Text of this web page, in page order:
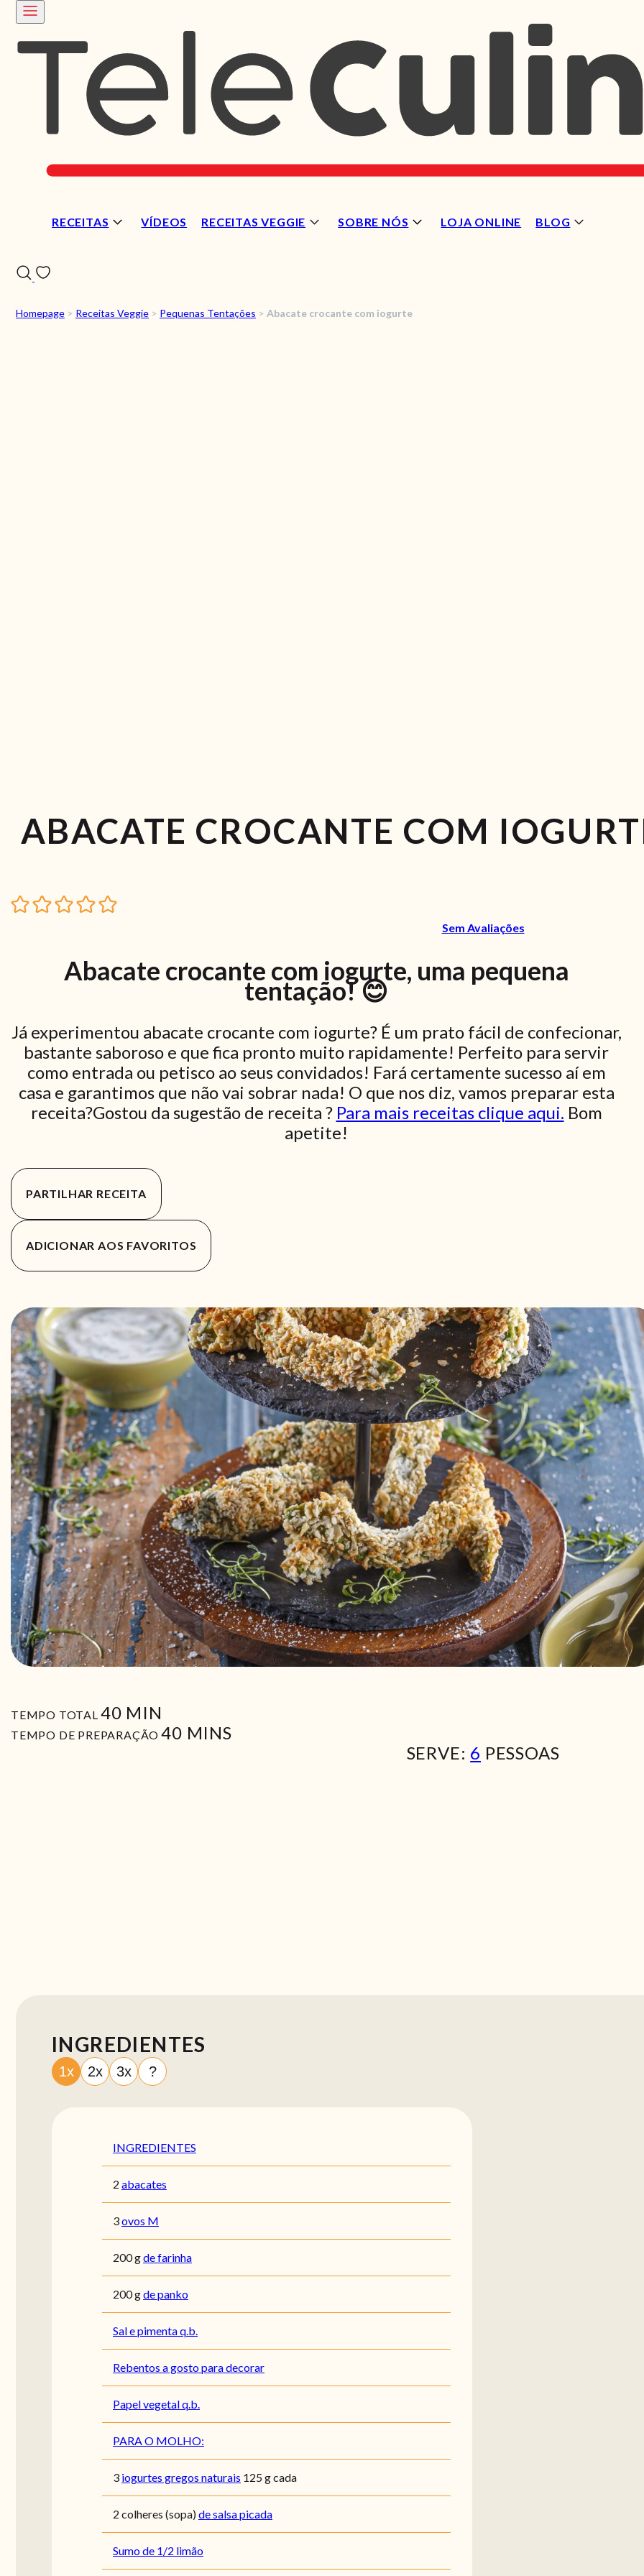
RECEITAS VÍDEOS RECEITAS VEGGIE SOBRE NÓS LOJA ONLINE BLOG
Homepage > Receitas Veggie > Pequenas Tentações > Abacate crocante com iogurte
ABACATE CROCANTE COM
Sem Avaliações
Abacate crocante com iogurte, uma pequena
tentação! 😊
Já experimentou abacate crocante com iogurte? É um prato fácil de confecionar,
bastante saboroso e que fica pronto muito rapidamente! Perfeito para servir
como entrada ou petisco ao seus convidados! Fará certamente sucesso aí em
casa e garantimos que não vai sobrar nada! O que nos diz, vamos preparar esta
receita?Gostou da sugestão de receita ? Para mais receitas clique aqui. Bom
apetite!
PARTILHAR RECEITA
ADICIONAR AOS FAVORITOS
TEMPO TOTAL 40MIN
MIN
TEMPO DE PREPARAÇÃO 40MIN
MINS
SERVE: 6 PESSOAS
INGREDIENTES
1x 2x 3x ?
INGREDIENTES
2 abacates
3ovos M
200gde farinha
200gde panko
Sal e pimenta q.b.
Rebentos a gosto para decorar
Papel vegetal q.b.
PARA O MOLHO:
3 iogurtes gregos naturais 125 g cada
2 colheres (sopa)de salsa picada
Sumo de 1/2 limão